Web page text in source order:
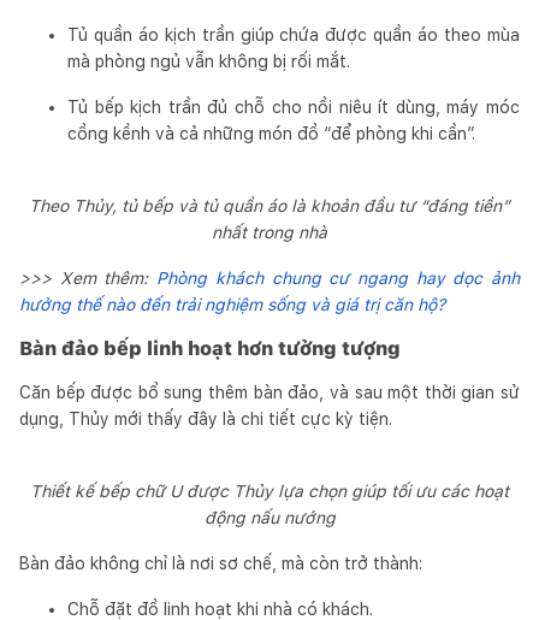
Tủ quần áo kịch trần giúp chứa được quần áo theo mùa
mà phòng ngủ vẫn không bị rối mắt.
Tủ bếp kịch trần đủ chỗ cho nồi niêu ít dùng, máy móc
cồng kềnh và cả những món đồ “để phòng khi cần”.
Theo Thủy, tủ bếp và tủ quần áo là khoản đầu tư “đáng tiền”
nhất trong nhà
>>> Xem thêm: Phòng khách chung cư ngang hay dọc ảnh
hưởng thế nào đến trải nghiệm sống và giá trị căn hộ?
Bàn đảo bếp linh hoạt hơn tưởng tượng
Căn bếp được bổ sung thêm bàn đảo, và sau một thời gian sử
dụng, Thủy mới thấy đây là chi tiết cực kỳ tiện.
Thiết kế bếp chữ U được Thủy lựa chọn giúp tối ưu các hoạt
động nấu nướng
Bàn đảo không chỉ là nơi sơ chế, mà còn trở thành:
Chỗ đặt đồ linh hoạt khi nhà có khách.